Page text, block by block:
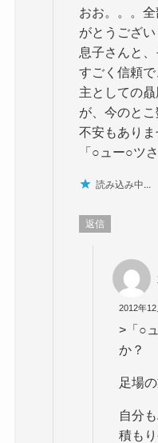
おお。。。
がとうござい
息子さんと
すごく信頼
主としての
が、今のと
不安もありま
「○ュー○ツ
読み込み中...
返信
2012年
>「○
か？
足場
自分
積も